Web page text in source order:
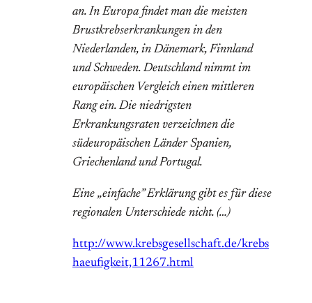
an. In Europa findet man die meisten
Brustkrebserkrankungen in den
Niederlanden, in Dänemark, Finnland
und Schweden. Deutschland nimmt im
europäischen Vergleich einen mittleren
Rang ein. Die niedrigsten
Erkrankungsraten verzeichnen die
südeuropäischen Länder Spanien,
Griechenland und Portugal.
Eine „einfache” Erklärung gibt es für diese
regionalen Unterschiede nicht. (…)
http://www.krebsgesellschaft.de/krebs
haeufigkeit,11267.html